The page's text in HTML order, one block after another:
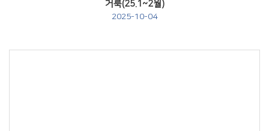
거룩(25.1~2월)
2025-10-04